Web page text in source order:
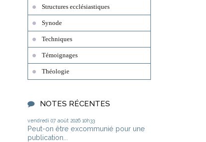
Structures ecclésiastiques
Synode
Techniques
Témoignages
Théologie
NOTES RÉCENTES
vendredi 07 août 2026 10h33
Peut-on être excommunié pour une
publication...